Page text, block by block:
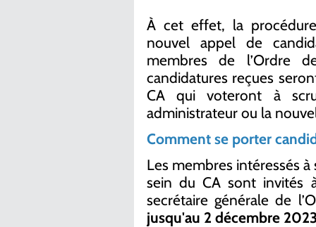
À cet effet, la
nouvel appel de
membres de l’Ordre
candidatures reçues
CA qui voteront à
administrateur ou la
Comment se porter
Les membres intéressés à
sein du CA sont invités
secrétaire générale de
jusqu'au 2 décembre